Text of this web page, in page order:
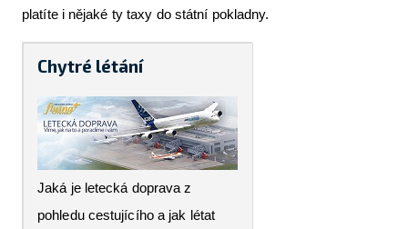
platíte i nějaké ty taxy do státní pokladny.
Chytré létání
Jaká je letecká doprava z
pohledu cestujícího a jak létat